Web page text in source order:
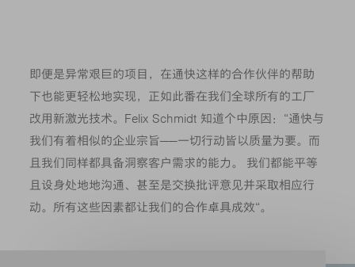
即便是异常艰巨的项目，在通快这样的合作伙伴的帮助
下也能更轻松地实现，正如此番在我们全球所有的工厂
改用新激光技术。Felix Schmidt 知道个中原因：“通快与
我们有着相似的企业宗旨——一切行动皆以质量为要。而
且我们同样都具备洞察客户需求的能力。 我们都能平等
且设身处地地沟通、甚至是交换批评意见并采取相应行
动。所有这些因素都让我们的合作卓具成效“。